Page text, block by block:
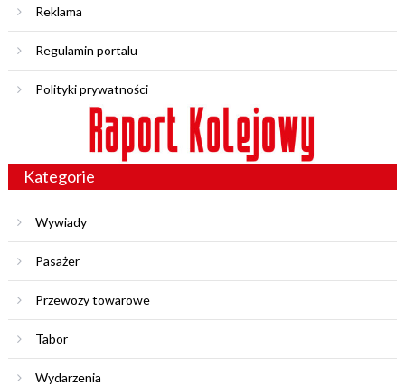
Reklama
Regulamin portalu
Polityki prywatności
Kategorie
Wywiady
Pasażer
Przewozy towarowe
Tabor
Wydarzenia